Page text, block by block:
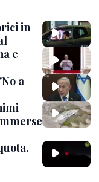
in
e
a